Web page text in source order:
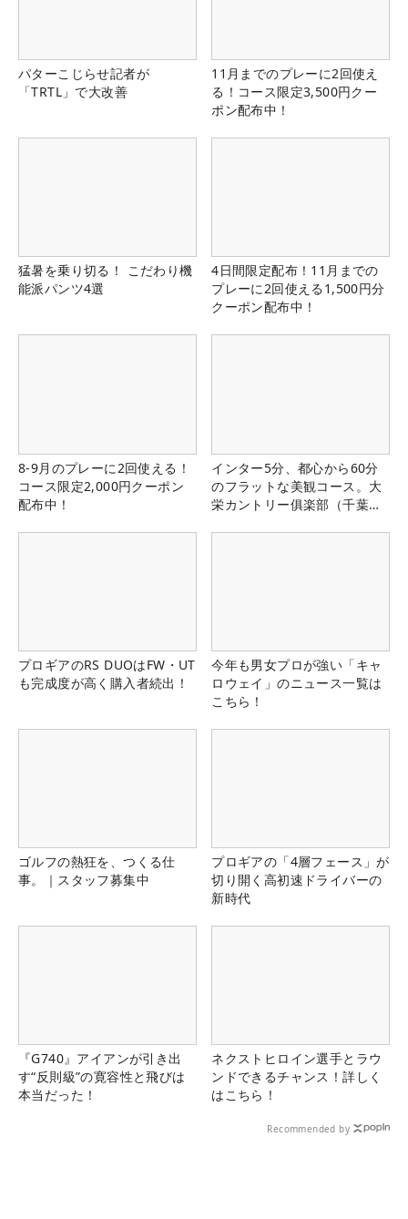
パターこじらせ記者が
「TRTL」で大改善
11月までのプレーに2回使え
る！コース限定3,500円クー
ポン配布中！
猛暑を乗り切る！ こだわり機
能派パンツ4選
4日間限定配布！11月までの
プレーに2回使える1,500円分
クーポン配布中！
8-9月のプレーに2回使える！
コース限定2,000円クーポン
配布中！
インター5分、都心から60分
のフラットな美観コース。大
栄カントリー俱楽部（千葉
プロギアのRS DUOはFW・UT
も完成度が高く購入者続出！
今年も男女プロが強い「キャ
ロウェイ」のニュース一覧は
こちら！
ゴルフの熱狂を、つくる仕
事。｜スタッフ募集中
プロギアの「4層フェース」が
切り開く高初速ドライバーの
新時代
『G740』アイアンが引き出
す“反則級”の寛容性と飛びは
本当だった！
ネクストヒロイン選手とラウ
ンドできるチャンス！詳しく
はこちら！
Recommended by